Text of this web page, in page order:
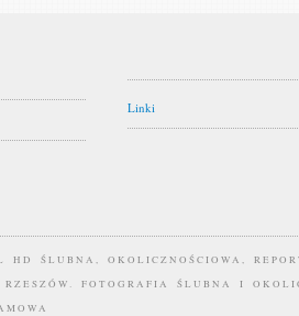
Linki
ŚLUBNA, OKOLICZNOŚCIOWA,
FOTOGRAFIA ŚLUBNA I